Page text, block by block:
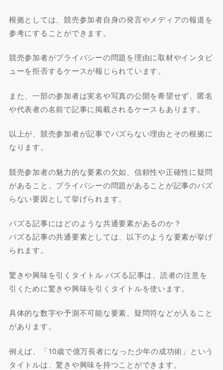
根拠としては、競売参加者自身の発言やメディアの報道を
参考にすることができます。
競売参加者がプライバシーの問題を理由に取材やインタビ
ューを拒否するケースが報じられています。
また、一部の参加者は実名や写真の公開を希望せず、匿名
や代表者の名前で記事に掲載されるケースもあります。
以上が、競売参加者が記事でバズらない理由とその根拠に
なります。
競売参加者の魅力的な要素の欠如、信頼性や正確性に疑問
があること、プライバシーの問題があることが記事のバズ
らない要因として挙げられます。
バズる記事にはどのような共通要素があるのか？
バズる記事の共通要素としては、以下のような要素が挙げ
られます。
驚きや興味を引くタイトル バズる記事は、読者の注意を
引くために驚きや興味を引くタイトルを使います。
具体的な数字や予測不可能な要素、疑問符などが入ること
があります。
例えば、「10歳で億万長者になった少年の成功術」という
タイトルは、驚きや興味を持つことができます。